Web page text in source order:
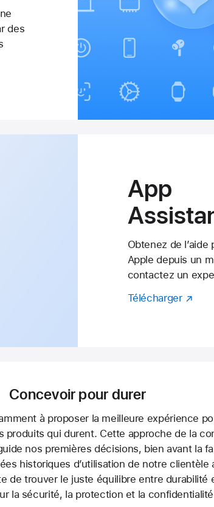
des
App
Obtenez de
Apple depuis un
contactez un
Télécharger
Concevoir pour durer
à proposer la meilleure expérience
produits qui durent. Cette approche de la
nos premières décisions, bien avant la
historiques d’utilisation de notre clientèle
de trouver le juste équilibre entre durabilité
la sécurité, la protection et la